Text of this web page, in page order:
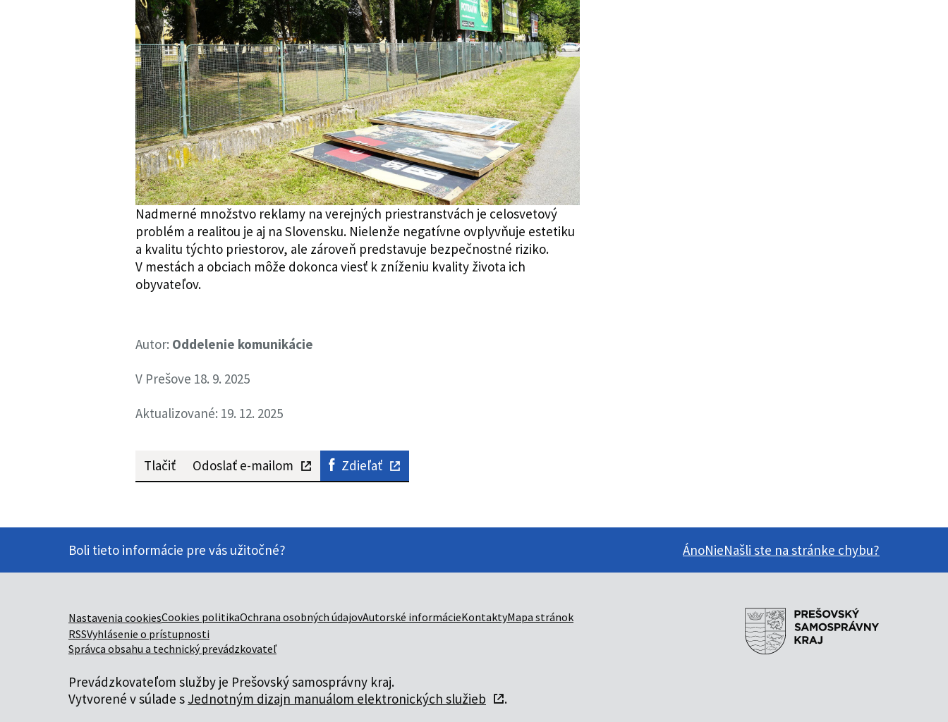
Nadmerné množstvo reklamy na verejných priestranstvách je celosvetový
problém a realitou je aj na Slovensku. Nielenže negatívne ovplyvňuje estetiku
a kvalitu týchto priestorov, ale zároveň predstavuje bezpečnostné riziko.
V mestách a obciach môže dokonca viesť k zníženiu kvality života ich
obyvateľov.
Autor: Oddelenie komunikácie
V Prešove 18. 9. 2025
Aktualizované: 19. 12. 2025
Tlačiť Odoslať e-mailom Zdieľať
Boli tieto informácie pre vás užitočné? ÁnoNieNašli ste na stránke chybu?
Nastavenia cookiesCookies politikaOchrana osobných údajovAutorské informácieKontaktyMapa stránok
RSSVyhlásenie o prístupnosti
Správca obsahu a technický prevádzkovateľ
Prevádzkovateľom služby je Prešovský samosprávny kraj.
Vytvorené v súlade s Jednotným dizajn manuálom elektronických služieb .